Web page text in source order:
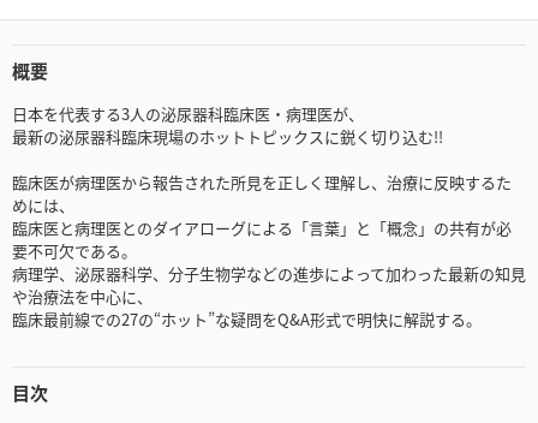
概要
日本を代表する3人の泌尿器科臨床医・病理医が、
最新の泌尿器科臨床現場のホットトピックスに鋭く切り込む!!
臨床医が病理医から報告された所見を正しく理解し、治療に反映するた
めには、
臨床医と病理医とのダイアローグによる「言葉」と「概念」の共有が必
要不可欠である。
病理学、泌尿器科学、分子生物学などの進歩によって加わった最新の知見
や治療法を中心に、
臨床最前線での27の“ホット”な疑問をQ&A形式で明快に解説する。
目次